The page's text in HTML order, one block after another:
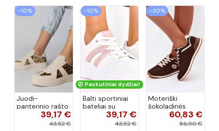
−10%
Juodi-
panterinio rašto
moteriški39,17 €
43,52 €
−10%
Paskutiniai dydžiai!
Balti sportiniai
bateliai su
platforma ir
žėrinčiu akcentu
39,17 €
43,52 €
−30%
Moteriški
šokoladinės
spalvos
sneakeriai LOTTO
60,83 €
86,90 €